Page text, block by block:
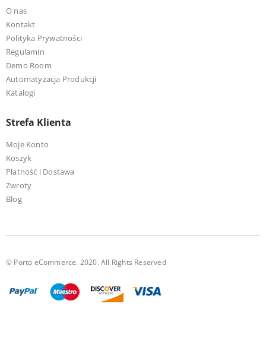
O nas
Kontakt
Polityka Prywatności
Regulamin
Demo Room
Automatyzacja Produkcji
Katalogi
Strefa Klienta
Moje Konto
Koszyk
Płatność i Dostawa
Zwroty
Blog
© Porto eCommerce. 2020. All Rights Reserved